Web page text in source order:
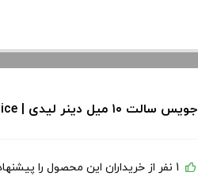
جویس سالت ۱۰ میل دینر لیدی | Dinner Lady Salt Juice
1 نفر از خریداران این محصول را پیشنهاد داده‌اند.